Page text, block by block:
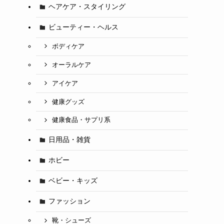
ヘアケア・スタイリング
ビューティー・ヘルス
ボディケア
オーラルケア
アイケア
健康グッズ
健康食品・サプリ系
日用品・雑貨
ホビー
ベビー・キッズ
ファッション
靴・シューズ